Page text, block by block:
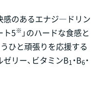
感のあるエナジ―ドリン
ト5※ 」のハードな食感と
ひと頑張りを応援する
ゼリー、ビタミンB1・B6・